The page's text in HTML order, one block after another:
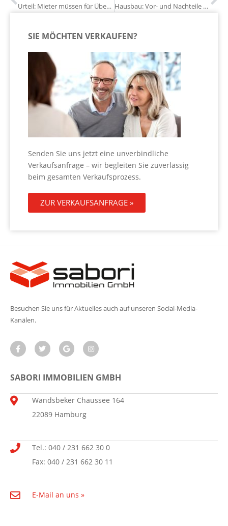
Urteil: Mieter müssen für Überwachung der Mülltrennung zahlen Hausbau: Vor- und Nachteile von Eigenleistungen
SIE MÖCHTEN VERKAUFEN?
Senden Sie uns jetzt eine unverbindliche
Verkaufsanfrage – wir begleiten Sie zuverlässig
beim gesamten Verkaufsprozess.
ZUR VERKAUFSANFRAGE »
Besuchen Sie uns für Aktuelles auch auf unseren Social-Media-
Kanälen.
SABORI IMMOBILIEN GMBH
Wandsbeker Chaussee 164
22089 Hamburg
Tel.: 040 / 231 662 30 0
Fax: 040 / 231 662 30 11
E-Mail an uns »